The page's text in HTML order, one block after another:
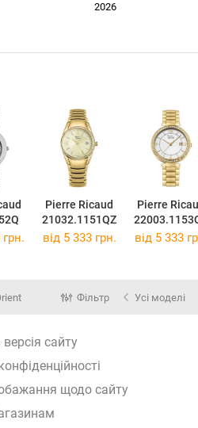
2026
Pierre Ricaud
21032.1151QZ
Pierre
грн. від 5 333 грн. від 5 333
Фільтр Усі моделі
сайту
щодо сайту